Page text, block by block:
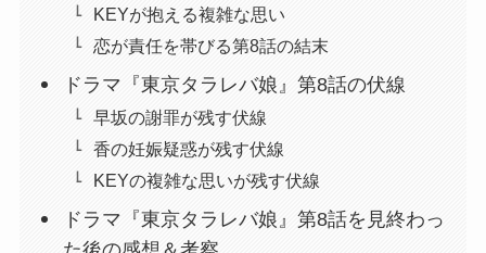
KEYが抱える複雑な思い
恋が責任を帯びる第8話の結末
ドラマ『東京タラレバ娘』第8話の伏線
早坂の謝罪が残す伏線
香の妊娠疑惑が残す伏線
KEYの複雑な思いが残す伏線
ドラマ『東京タラレバ娘』第8話を見終わっ